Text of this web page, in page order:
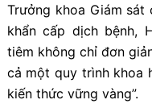
Trưởng khoa Giám
khẩn cấp dịch bệnh,
tiêm không chỉ đơn
cả một quy trình khoa
kiến thức vững vàng”.